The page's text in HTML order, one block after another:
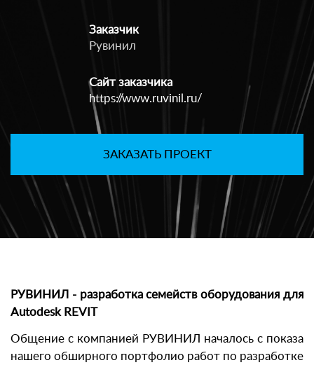
Заказчик
Рувинил
Сайт заказчика
https://www.ruvinil.ru/
ЗАКАЗАТЬ ПРОЕКТ
РУВИНИЛ - разработка семейств оборудования для
Autodesk REVIT
Общение с компанией РУВИНИЛ началось с показа
нашего обширного портфолио работ по разработке